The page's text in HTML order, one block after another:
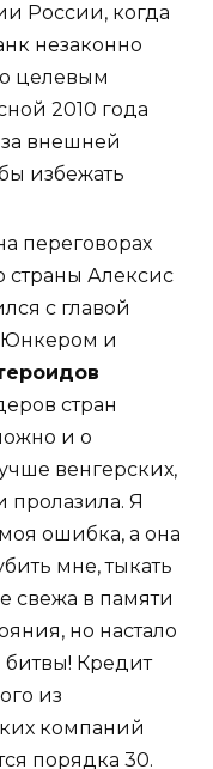
России, когда
незаконно
целевым
2010 года
внешней
избежать
переговорах
страны Алексис
с главой
и
стран
и о
венгерских,
пролазила. Я
ошибка, а она
мне, тыкать
свежа в памяти
но настало
Кредит
из
компаний
порядка 30.